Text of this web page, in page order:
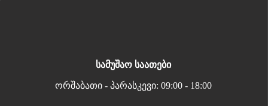
სამუშაო საათები
ორშაბათი - პარასკევი: 09:00 - 18:00